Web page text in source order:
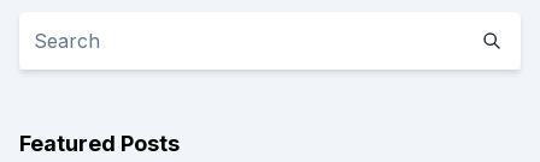
Featured Posts